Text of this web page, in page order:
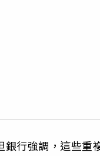
銀行強調，這些重